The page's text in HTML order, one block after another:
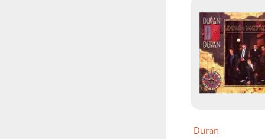
Duran
Přidáno do